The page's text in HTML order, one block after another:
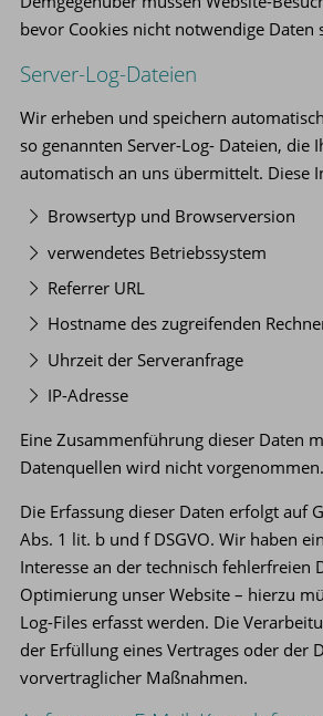
bevor Cookies nicht notwendige Daten
Server-Log-Dateien
Wir erheben und speichern
so genannten Server-Log- Dateien, die
automatisch an uns übermittelt. Diese
Browsertyp und Browserversion
verwendetes Betriebssystem
Referrer URL
Hostname des zugreifenden
Uhrzeit der Serveranfrage
IP-Adresse
Eine Zusammenführung dieser Daten
Datenquellen wird nicht vorgenommen.
Die Erfassung dieser Daten erfolgt auf
Abs. 1 lit. b und f DSGVO. Wir haben
Interesse an der technisch fehlerfreien
Optimierung unser Website – hierzu
Log-Files erfasst werden. Die
der Erfüllung eines Vertrages oder der
vorvertraglicher Maßnahmen.